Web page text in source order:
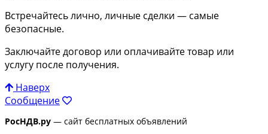
Встречайтесь лично, личные сделки — самые
безопасные.
Заключайте договор или оплачивайте товар или
услугу после получения.
Наверх
Сообщение
РосНДВ.ру — сайт бесплатных объявлений